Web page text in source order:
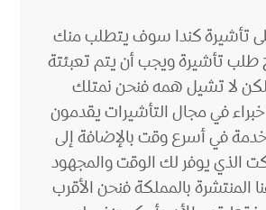
تأشيرة كندا سوف يتطلب منك
طلب تأشيرة ويجب أن يتم تعبئتة
لا تشيل همه فنحن نمتلك
في مجال التأشيرات يقدمون
في أسرع وقت بالإضافة إلى
الذي يوفر لك الوقت والمجهود
المنتشرة بالمملكة فنحن الأقرب